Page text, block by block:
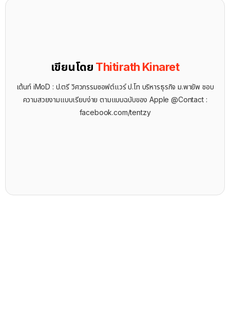
เขียนโดย Thitirath Kinaret
เต้นท์ iMoD : ป.ตรี วิศวกรรมซอฟต์แวร์ ป.โท บริหารธุรกิจ ม.พายัพ ชอบ
ความสวยงามแบบเรียบง่าย ตามแบบฉบับของ Apple @Contact :
facebook.com/tentzy